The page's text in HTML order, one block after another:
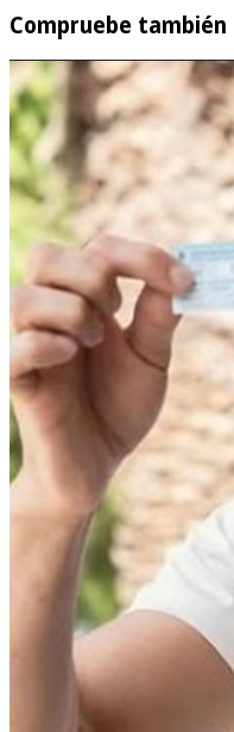
Compruebe también